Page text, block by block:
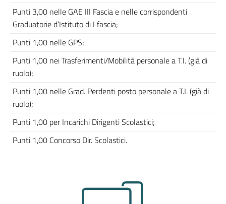
Punti 3,00 nelle GAE III Fascia e nelle corrispondenti
Graduatorie d’Istituto di I fascia;
Punti 1,00 nelle GPS;
Punti 1,00 nei Trasferimenti/Mobilità personale a T.I. (già di
ruolo);
Punti 1,00 nelle Grad. Perdenti posto personale a T.I. (già di
ruolo);
Punti 1,00 per Incarichi Dirigenti Scolastici;
Punti 1,00 Concorso Dir. Scolastici.